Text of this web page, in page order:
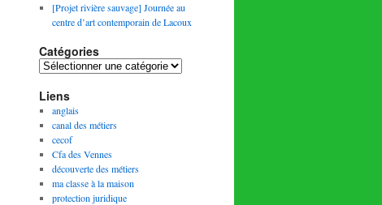
[Projet rivière sauvage] Journée au
centre d’art contemporain de Lacoux
Catégories
Catégories
Liens
anglais
canal des métiers
cecof
Cfa des Vennes
découverte des métiers
ma classe à la maison
protection juridique